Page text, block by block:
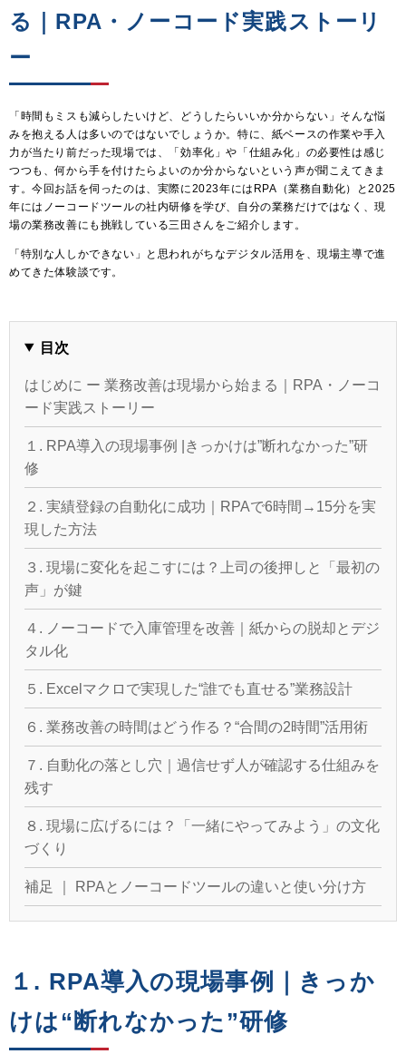
る｜RPA・ノーコード実践ストーリ
ー
「時間もミスも減らしたいけど、どうしたらいいか分からない」そんな悩
みを抱える人は多いのではないでしょうか。特に、紙ベースの作業や手入
力が当たり前だった現場では、「効率化」や「仕組み化」の必要性は感じ
つつも、何から手を付けたらよいのか分からないという声が聞こえてきま
す。今回お話を伺ったのは、実際に2023年にはRPA（業務自動化）と2025
年にはノーコードツールの社内研修を学び、自分の業務だけではなく、現
場の業務改善にも挑戦している三田さんをご紹介します。
「特別な人しかできない」と思われがちなデジタル活用を、現場主導で進
めてきた体験談です。
目次
はじめに ー 業務改善は現場から始まる｜RPA・ノーコ
ード実践ストーリー
１. RPA導入の現場事例 |きっかけは”断れなかった”研
修
２. 実績登録の自動化に成功｜RPAで6時間→15分を実
現した方法
３. 現場に変化を起こすには？上司の後押しと「最初の
声」が鍵
４. ノーコードで入庫管理を改善｜紙からの脱却とデジ
タル化
５. Excelマクロで実現した“誰でも直せる”業務設計
６. 業務改善の時間はどう作る？“合間の2時間”活用術
７. 自動化の落とし穴｜過信せず人が確認する仕組みを
残す
８. 現場に広げるには？「一緒にやってみよう」の文化
づくり
補足 ｜ RPAとノーコードツールの違いと使い分け方
１. RPA導入の現場事例｜きっか
けは“断れなかった”研修